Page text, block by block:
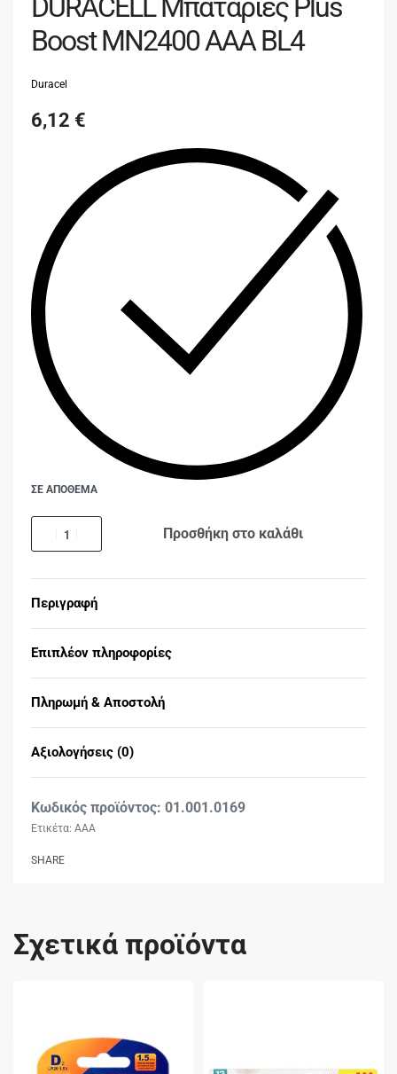
DURACELL Μπαταρίες Plus
Boost MN2400 AAA BL4
Duracel
6,12 €
ΣΕ ΑΠΟΘΕΜΑ
Προσθήκη στο καλάθι
Περιγραφή
Επιπλέον πληροφορίες
Πληρωμή & Αποστολή
Αξιολογήσεις (0)
01.001.0169
Ετικέτα: AAA
SHARE
Σχετικά προϊόντα